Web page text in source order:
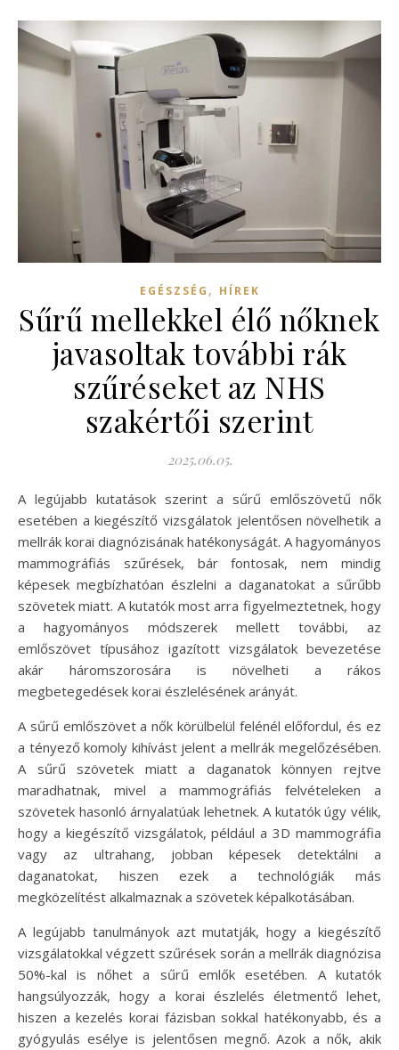
EGÉSZSÉG , HÍREK
Sűrű mellekkel élő nőknek
javasoltak további rák
szűréseket az NHS
szakértői szerint
2025.06.05.
A legújabb kutatások szerint a sűrű emlőszövetű nők
esetében a kiegészítő vizsgálatok jelentősen növelhetik a
mellrák korai diagnózisának hatékonyságát. A hagyományos
mammográfiás szűrések, bár fontosak, nem mindig
képesek megbízhatóan észlelni a daganatokat a sűrűbb
szövetek miatt. A kutatók most arra figyelmeztetnek, hogy
a hagyományos módszerek mellett további, az
emlőszövet típusához igazított vizsgálatok bevezetése
akár háromszorosára is növelheti a rákos
megbetegedések korai észlelésének arányát.
A sűrű emlőszövet a nők körülbelül felénél előfordul, és ez
a tényező komoly kihívást jelent a mellrák megelőzésében.
A sűrű szövetek miatt a daganatok könnyen rejtve
maradhatnak, mivel a mammográfiás felvételeken a
szövetek hasonló árnyalatúak lehetnek. A kutatók úgy vélik,
hogy a kiegészítő vizsgálatok, például a 3D mammográfia
vagy az ultrahang, jobban képesek detektálni a
daganatokat, hiszen ezek a technológiák más
megközelítést alkalmaznak a szövetek képalkotásában.
A legújabb tanulmányok azt mutatják, hogy a kiegészítő
vizsgálatokkal végzett szűrések során a mellrák diagnózisa
50%-kal is nőhet a sűrű emlők esetében. A kutatók
hangsúlyozzák, hogy a korai észlelés életmentő lehet,
hiszen a kezelés korai fázisban sokkal hatékonyabb, és a
gyógyulás esélye is jelentősen megnő. Azok a nők, akik